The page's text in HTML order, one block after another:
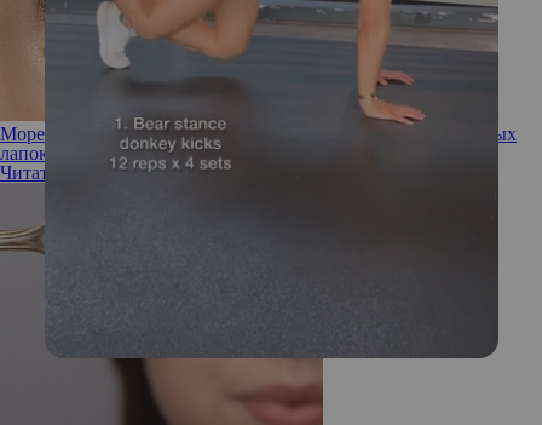
Море на глазах: водоросли против темных кругов и «гусиных
лапок»
Читать полностью